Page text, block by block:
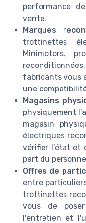
performance
vente.
Marques
trottinettes
Minimotors,
fabricants vous
une
Magasins
physiquement
magasin
électriques
vérifier l'état et
part du
Offres de
entre
trottinettes
vous de
l'entretien et